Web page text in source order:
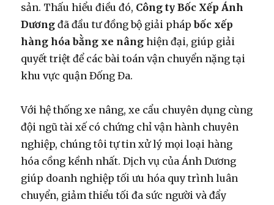
sản. Thấu hiểu điều đó, Công ty Bốc Xếp Ánh
Dương đã đầu tư đồng bộ giải phápbốc xếp
hàng hóa bằng xe nâng hiện đại, giúp giải
quyết triệt để các bài toán vận chuyển nặng tại
khu vực quận Đống Đa.
Với hệ thống xe nâng, xe cẩu chuyên dụng cùng
đội ngũ tài xế có chứng chỉ vận hành chuyên
nghiệp, chúng tôi tự tin xử lý mọi loại hàng
hóa cồng kềnh nhất. Dịch vụ của Ánh Dương
giúp doanh nghiệp tối ưu hóa quy trình luân
chuyển, giảm thiểu tối đa sức người và đẩy